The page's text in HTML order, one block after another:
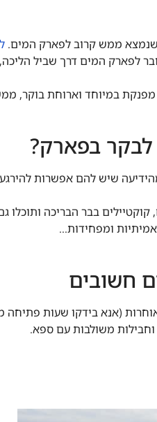
שנמצא ממש קרוב לפארק המים.
לפארק המים דרך שביל
מפנקת במיוחד וארוחת
לבקר בפארק?
שיש להם אפשרות
קוקטיילים בבר הבריכה
ומפחידות…
חשובים
משולבות עם ספא.